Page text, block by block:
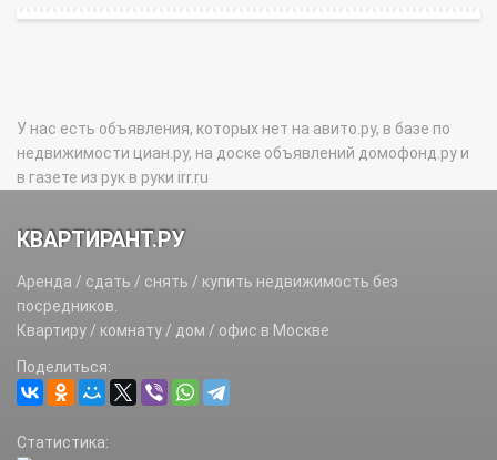
У нас есть объявления, которых нет на авито.ру, в базе по
недвижимости циан.ру, на доске объявлений домофонд.ру и
в газете из рук в руки irr.ru
КВАРТИРАНТ.РУ
Аренда / сдать / снять / купить недвижимость без
посредников.
Квартиру / комнату / дом / офис в Москве
Поделиться:
Статистика: